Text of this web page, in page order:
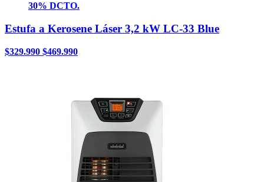
30% DCTO.
Estufa a Kerosene Láser 3,2 kW LC-33 Blue
$329.990 $469.990